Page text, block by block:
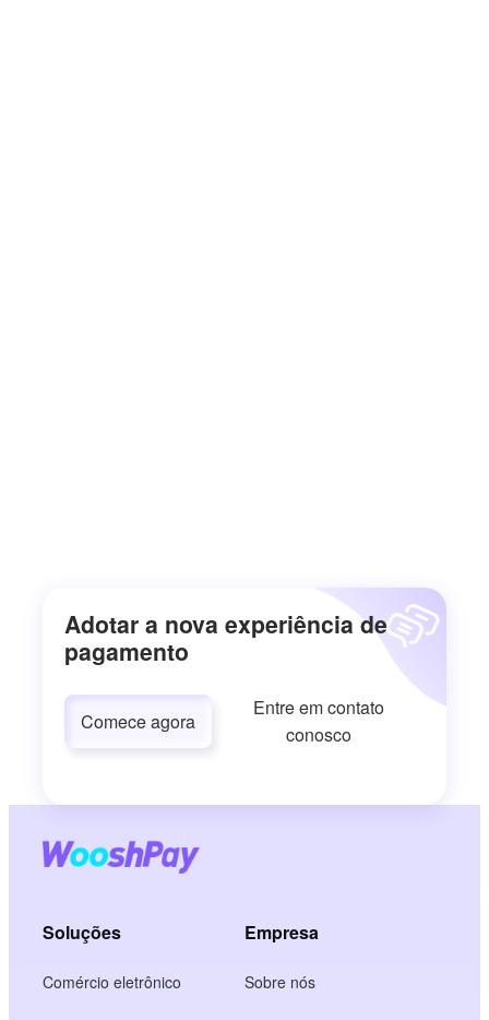
Adotar a nova experiência de
pagamento
Comece agora
Entre em contato
conosco
Soluções
Comércio eletrônico
Empresa
Sobre nós